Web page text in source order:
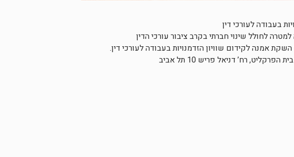
בעבודה לעורכי דין
לחולל שינוי חברתי בקרב ציבור עורכי הדין
אמנה לקידום שוויון הזדמנויות בעבודה לעורכי דין.